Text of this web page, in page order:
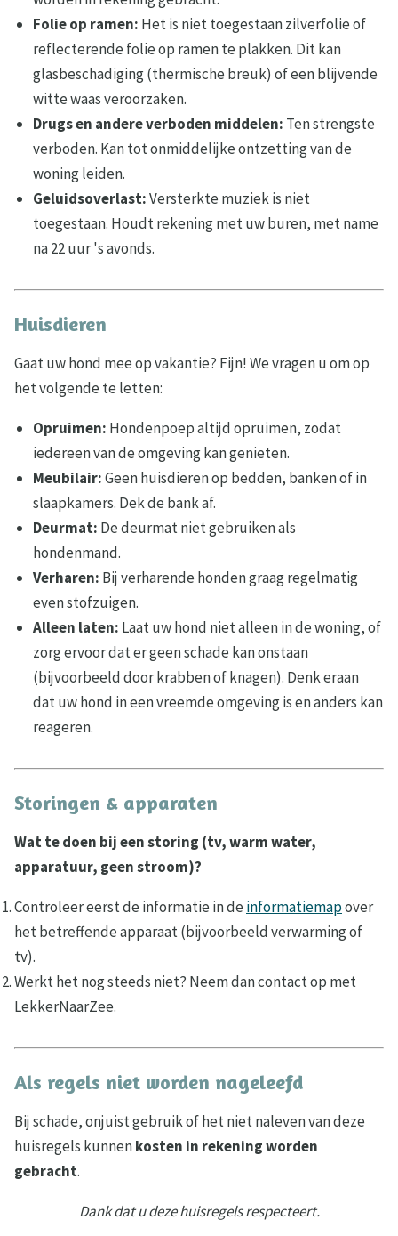
Folie op ramen: Het is niet toegestaan zilverfolie of
reflecterende folie op ramen te plakken. Dit kan
glasbeschadiging (thermische breuk) of een blijvende
witte waas veroorzaken.
Drugs en andere verboden middelen: Ten strengste
verboden. Kan tot onmiddelijke ontzetting van de
woning leiden.
Geluidsoverlast:Versterkte muziek is niet
toegestaan. Houdt rekening met uw buren, met name
na 22 uur 's avonds.
Huisdieren
Gaat uw hond mee op vakantie? Fijn! We vragen u om op
het volgende te letten:
Opruimen: Hondenpoep altijd opruimen, zodat
iedereen van de omgeving kan genieten.
Meubilair:Geen huisdieren op bedden, banken of in
slaapkamers. Dek de bank af.
Deurmat: De deurmat niet gebruiken als
hondenmand.
Verharen: Bij verharende honden graag regelmatig
even stofzuigen.
Alleen laten: Laat uw hond niet alleen in de woning, of
zorg ervoor dat er geen schade kan onstaan
(bijvoorbeeld door krabben of knagen). Denk eraan
dat uw hond in een vreemde omgeving is en anders kan
reageren.
Storingen & apparaten
Wat te doen bij een storing (tv, warm water,
apparatuur, geen stroom)?
Controleer eerst de informatie in de informatiemapover
het betreffende apparaat (bijvoorbeeld verwarming of
tv).
Werkt het nog steeds niet? Neem dan contact op met
LekkerNaarZee.
Als regels niet worden nageleefd
Bij schade, onjuist gebruik of het niet naleven van deze
huisregels kunnenkosten in rekening worden
gebracht.
Dank dat u deze huisregels respecteert.